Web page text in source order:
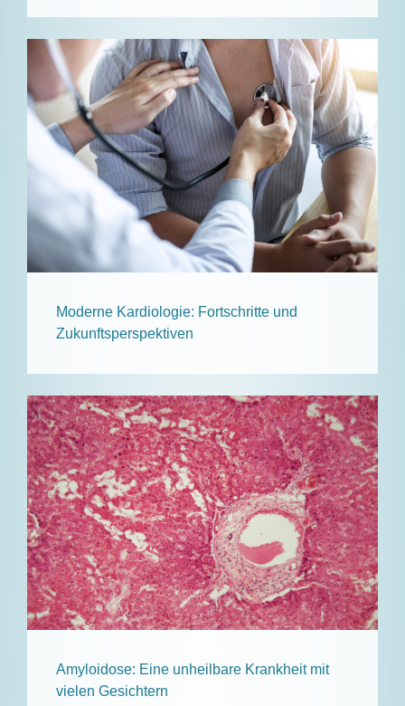
Moderne Kardiologie: Fortschritte und
Zukunftsperspektiven
Amyloidose: Eine unheilbare Krankheit mit
vielen Gesichtern